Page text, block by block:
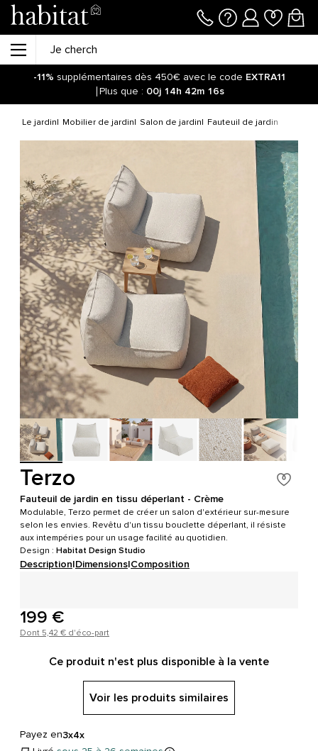
-11% supplémentaires dès 450€ avec le code EXTRA11
Plus que : 00j 14h 42m 16s
Le jardin Mobilier de jardin Salon de jardin Fauteuil de jardin
Terzo
Fauteuil de jardin en tissu déperlant - Crème
Modulable, Terzo permet de créer un salon d'extérieur sur-mesure
selon les envies. Revêtu d'un tissu bouclette déperlant, il résiste
aux intempéries pour un usage facilité au quotidien.
Design : Habitat Design Studio
Description|Dimensions|Composition
199 €
Dont 5,42 € d'éco-part
Ce produit n'est plus disponible à la vente
Voir les produits similaires
Payez en3x4x